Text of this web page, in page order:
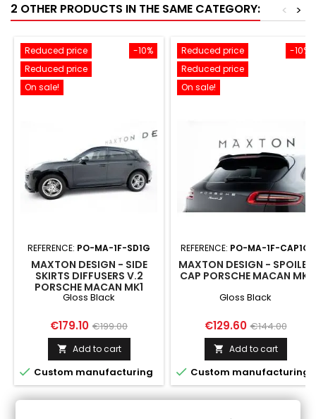
2 OTHER PRODUCTS IN THE SAME CATEGORY: >
<
-10%
Reduced price
Reduced price
On sale!
REFERENCE: PO-MA-1F-SD1G
MAXTON DESIGN - SIDE
SKIRTS DIFFUSERS V.2
PORSCHE MACAN MK1
Gloss Black
Price
€179.10 Regular
price
€199.00
 Add to cart
 Custom manufacturing
-10%
Reduced price
Reduced price
On sale!
REFERENCE: PO-MA-1F-CAP1G
MAXTON DESIGN - SPOILER
CAP PORSCHE MACAN MK1
Gloss Black
Price
€129.60 Regular
price
€144.00
 Add to cart
 Custom manufacturing